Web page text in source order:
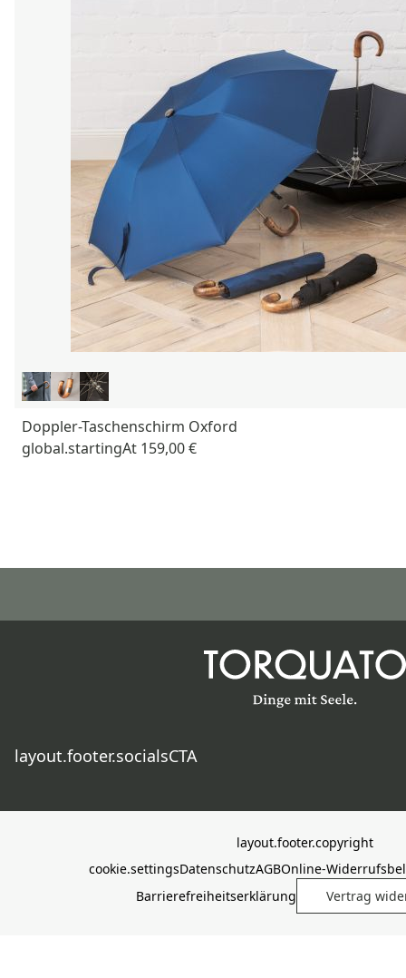
Doppler-Taschenschirm Oxford
global.startingAt 159,00 €
layout.footer.socialsCTA
layout.footer.copyright
cookie.settingsDatenschutzAGBOnline-
Barrierefreiheitserklärung
Vertrag